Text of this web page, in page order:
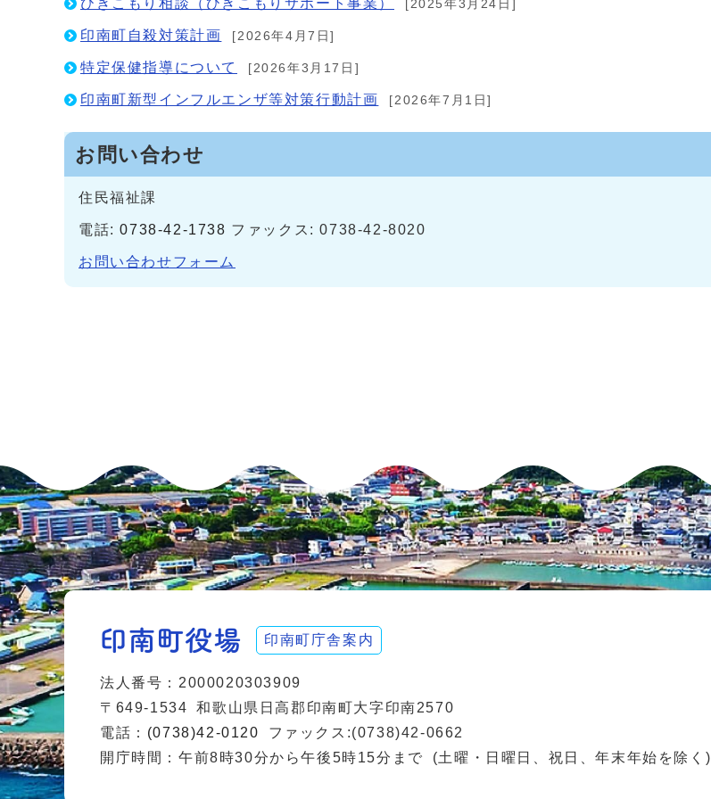
ひきこもり相談（ひきこもりサポート事業） [2025年3月24日]
印南町自殺対策計画 [2026年4月7日]
特定保健指導について [2026年3月17日]
印南町新型インフルエンザ等対策行動計画 [2026年7月1日]
お問い合わせ
住民福祉課
電話:0738-42-1738 ファックス: 0738-42-8020
お問い合わせフォーム
印南町庁舎案内
法人番号：2000020303909
〒649-1534
和歌山県日高郡印南町大字印南2570
電話： (0738)42-0120
ファックス:(0738)42-0662
開庁時間：午前8時30分から午後5時15分まで
(土曜・日曜日、祝日、年末年始を除く)